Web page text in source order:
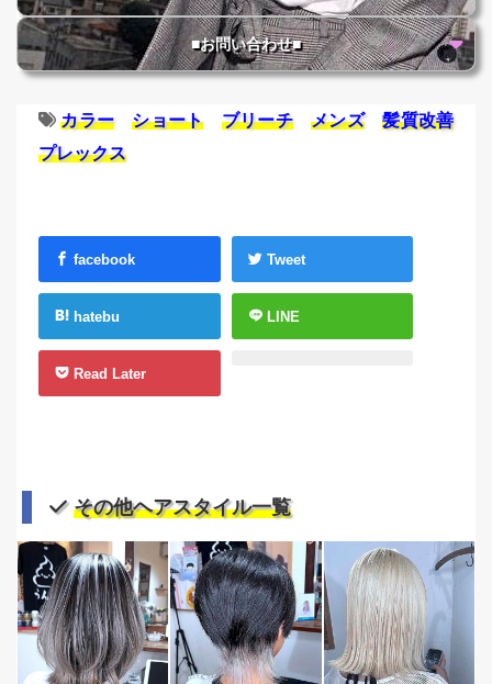
■お問い合わせ■
カラー ショート ブリーチ メンズ
髪質改善
プレックス
facebook Tweet
hatebu LINE
Read Later
その他ヘアスタイル一覧